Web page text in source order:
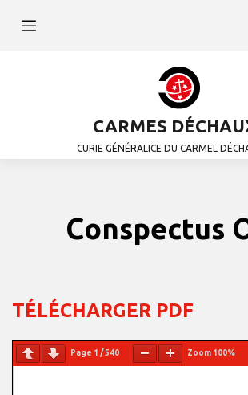
CARMES
CURIE GÉNÉRALICE DU CARMEL
Conspectus
TÉLÉCHARGER PDF
Page 1 /540 Zoom 100%